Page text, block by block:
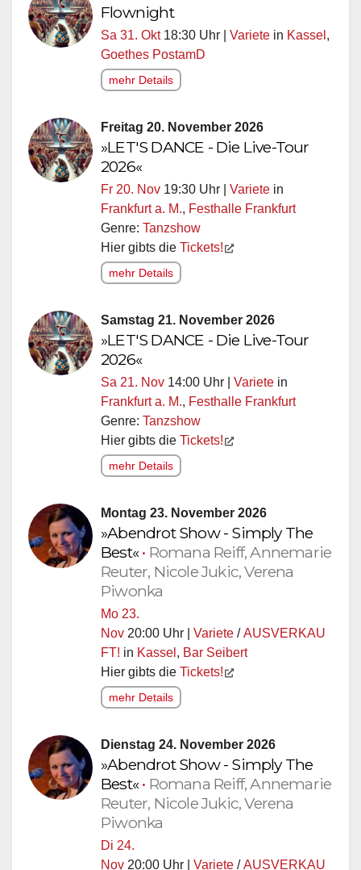
Flownight
Sa 31. Okt18:30 Uhr | Variete in Kassel ,
Goethes PostamD
mehr Details
Freitag 20. November 2026
»LET'S DANCE - Die Live-Tour
2026«
Fr 20. Nov 19:30 Uhr | Variete in
Frankfurt a. M., Festhalle Frankfurt
Genre: Tanzshow
Hier gibts die Tickets!
mehr Details
Samstag 21. November 2026
»LET'S DANCE - Die Live-Tour
2026«
Sa 21. Nov 14:00 Uhr | Variete in
Frankfurt a. M., Festhalle Frankfurt
Genre: Tanzshow
Hier gibts die Tickets!
mehr Details
Montag 23. November 2026
»Abendrot Show - Simply The
Best«• Romana Reiff, Annemarie
Reuter, Nicole Jukic, Verena
Piwonka
Mo 23.
Nov 20:00 Uhr | Variete /AUSVERKAU
FT! in Kassel , Bar Seibert
Hier gibts die Tickets!
mehr Details
Dienstag 24. November 2026
»Abendrot Show - Simply The
Best«• Romana Reiff, Annemarie
Reuter, Nicole Jukic, Verena
Piwonka
Di 24.
Nov 20:00 Uhr | Variete /AUSVERKAU